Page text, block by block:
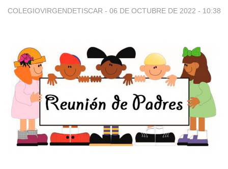
COLEGIOVIRGENDETISCAR - 06 DE OCTUBRE DE 2022 - 10:38